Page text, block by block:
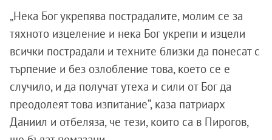
„Нека Бог укрепява пострадалите, молим се за
тяхното изцеление и нека Бог укрепи и изцели
всички пострадали и техните близки да понесат с
търпение и без озлобление това, което се е
случило, и да получат утеха и сили от Бог да
преодолеят това изпитание“, каза патриарх
Даниил и отбеляза, че тези, които са в Пирогов,